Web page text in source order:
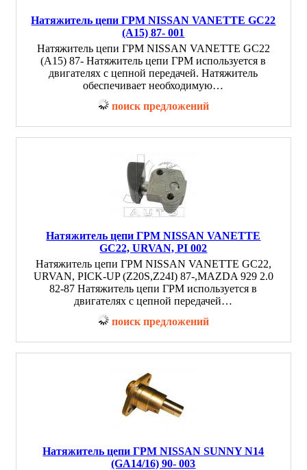
Натяжитель цепи ГРМ NISSAN VANETTE GC22
(A15) 87- 001
Натяжитель цепи ГРМ NISSAN VANETTE GC22
(A15) 87- Натяжитель цепи ГРМ используется в
двигателях с цепной передачей. Натяжитель
обеспечивает необходимую…
поиск предложений
Натяжитель цепи ГРМ NISSAN VANETTE
GC22, URVAN, PI 002
Натяжитель цепи ГРМ NISSAN VANETTE GC22,
URVAN, PICK-UP (Z20S,Z24I) 87-,MAZDA 929 2.0
82-87 Натяжитель цепи ГРМ используется в
двигателях с цепной передачей…
поиск предложений
Натяжитель цепи ГРМ NISSAN SUNNY N14
(GA14/16) 90- 003